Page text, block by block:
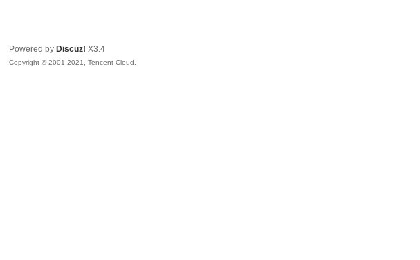
Powered by Discuz! X3.4
Copyright © 2001-2021, Tencent Cloud.